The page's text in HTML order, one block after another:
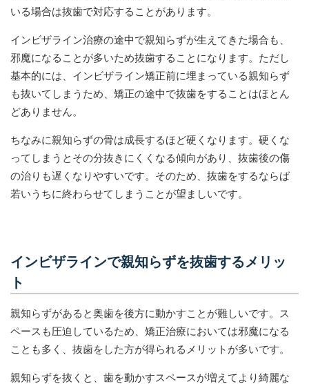
いる場合は抜歯で対応することがあります。
インビザライン治療の途中で親知らずが生えてきた場合も、
邪魔になることが多いため抜歯することになります。ただし
基本的には、インビザライン矯正前に埋まっている親知らず
も抜いてしまうため、矯正の途中で抜歯をすることはほとん
どありません。
ちなみに親知らずの骨は成長するほど硬くなります。硬くな
ってしまうとその分抜きにくくなる傾向があり、抜歯後の傷
の治りも遅くなりやすいです。そのため、抜歯をするならば
若いうちに終わらせてしまうことが望ましいです。
インビザラインで親知らずを抜歯するメリッ
ト
親知らずがあると奥歯を後方に動かすことが難しいです。ス
ペースも圧迫しているため、矯正治療においては邪魔になる
ことも多く、抜歯をした方が得られるメリットが多いです。
親知らずを抜くと、歯を動かすスペースが増えてより綺麗な